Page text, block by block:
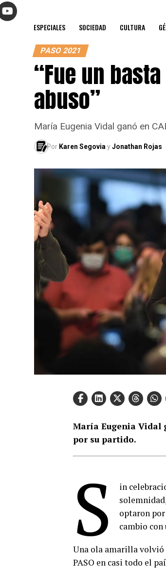
ESPECIALES SOCIEDAD CULTURA
PASO 2021
“Fue un
abuso”
María Eugenia Vidal ganó en
Por Karen Segovia yJonathan Rojas
María Eugenia Vidal
por su partido.
S
in
optaron por
cambio
Una ola amarilla volvió
PASO en casi todo el